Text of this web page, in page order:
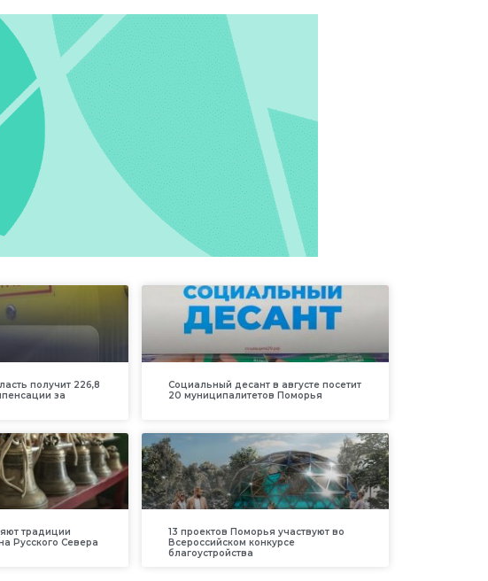
получит 226,8
за
Социальный десант в августе посетит
20 муниципалитетов Поморья
традиции
Русского Севера
13 проектов Поморья участвуют во
Всероссийском конкурсе
благоустройства